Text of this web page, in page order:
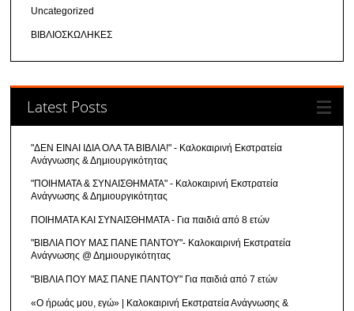
Uncategorized
ΒΙΒΛΙΟΣΚΩΛΗΚΕΣ
Latest Posts
"ΔΕΝ ΕΙΝΑΙ ΙΔΙΑ ΟΛΑ ΤΑ ΒΙΒΛΙΑ!" - Καλοκαιρινή Εκστρατεία
Ανάγνωσης & Δημιουργικότητας
"ΠΟΙΗΜΑΤΑ & ΣΥΝΑΙΣΘΗΜΑΤΑ" - Καλοκαιρινή Εκστρατεία
Ανάγνωσης & Δημιουργικότητας
ΠΟΙΗΜΑΤΑ ΚΑΙ ΣΥΝΑΙΣΘΗΜΑΤΑ - Για παιδιά από 8 ετών
"ΒΙΒΛΙΑ ΠΟΥ ΜΑΣ ΠΑΝΕ ΠΑΝΤΟΥ"- Καλοκαιρινή Εκστρατεία
Ανάγνωσης @ Δημιουργικότητας
"ΒΙΒΛΙΑ ΠΟΥ ΜΑΣ ΠΑΝΕ ΠΑΝΤΟΥ" Για παιδιά από 7 ετών
«Ο ήρωάς μου, εγώ» | Καλοκαιρινή Εκστρατεία Ανάγνωσης &